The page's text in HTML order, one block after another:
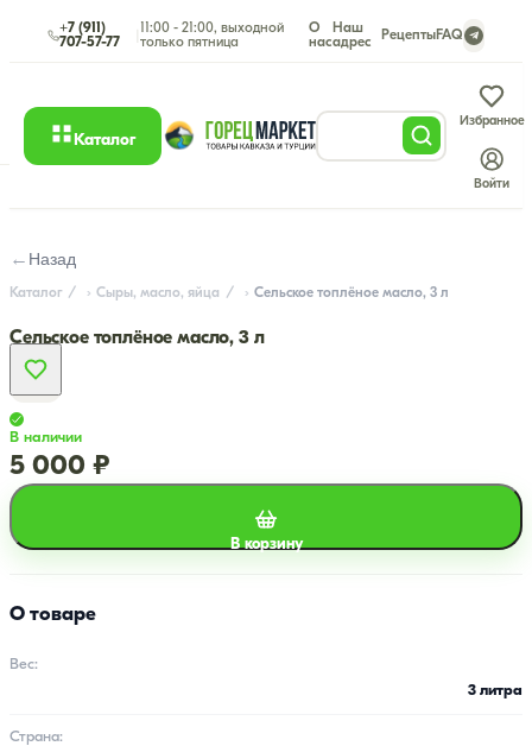
+7 (911)
707-57-77
11:00 - 21:00, выходной
только пятница
О
нас
Наш
адрес
РецептыFAQ
Каталог
Избранное
Войти
← Назад
Каталог Сыры, масло, яйца Сельское топлёное масло, 3 л
Сельское топлёное масло, 3 л
В наличии
5 000 ₽
В корзину
О товаре
Вес:
3 литра
Страна: